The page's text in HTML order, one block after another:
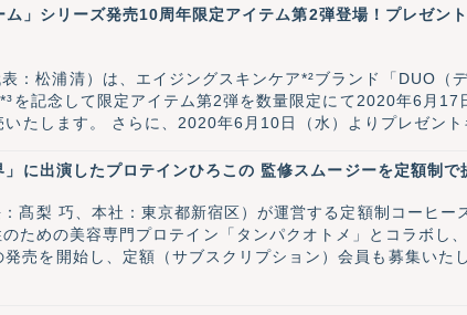
」シリーズ発売10周年限定アイテム第2弾登場！プレゼン
：松浦清）は、エイジングスキンケア*²ブランド「DUO（デ
記念して限定アイテム第2弾を数量限定にて2020年6月17
たします。 さらに、2020年6月10日（水）よりプレゼント
施しております。
に出演したプロテインひろこの 監修スムージーを定額制で
髙梨 巧、本社：東京都新宿区）が運営する定額制コーヒー
ための美容専門プロテイン「タンパクオトメ」とコラボし
売を開始し、定額（サブスクリプション）会員も募集いたし